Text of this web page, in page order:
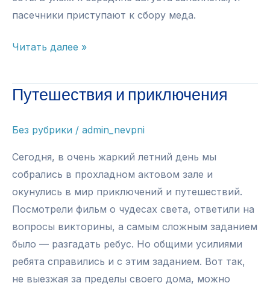
пасечники приступают к сбору меда.
Медовый
Читать далее »
Путешествия и приключения
Без рубрики / admin_nevpni
Сегодня, в очень жаркий летний день мы
собрались в прохладном актовом зале и
окунулись в мир приключений и путешествий.
Посмотрели фильм о чудесах света, ответили на
вопросы викторины, а самым сложным заданием
было — разгадать ребус. Но общими усилиями
ребята справились и с этим заданием. Вот так,
не выезжая за пределы своего дома, можно